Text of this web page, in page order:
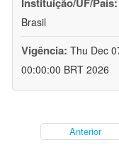
Brasil
Vigência: Thu Dec
00:00:00 BRT 2026
Anterior